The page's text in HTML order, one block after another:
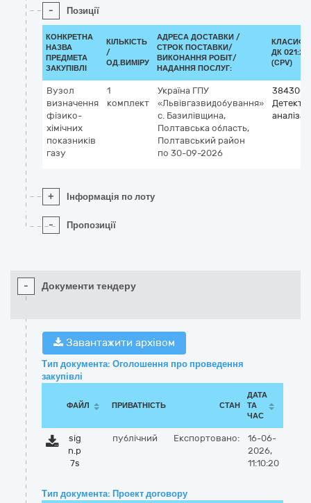
- Позиції
КОНКРЕТНА
НАЗВА
ПРЕДМЕТА
ЗАКУПІВЛІ
КІЛЬКІСТЬ
/
ОД.ВИМІРУ
АДРЕСА ДОСТАВКИ /
СТРОК ПОСТАВКИ/
ВИКОНАННЯ РОБІТ/
НАДАННЯ ПОСЛУГ:
ДК
(CPV)
Вузол
визначення
фізико-
хімічних
показників
газу
1
комплект
Україна ГПУ
«Львівгазвидобування»
с. Базилівщина,
Полтавська область,
Полтавський район
по 30-09-2026
+ Інформація по лоту
- Пропозиції
- Документи тендеру
Завантажити архівом
Тип документа: Оголошення про проведення
закупівлі
ФАЙЛ ПРИВАТНІСТЬ СТАН
ДАТА
ТА
ЧАС
sig
n.p
7s
публічний Експортовано:
16-06-
2026,
11:10:20
Тип документа: Проект договору